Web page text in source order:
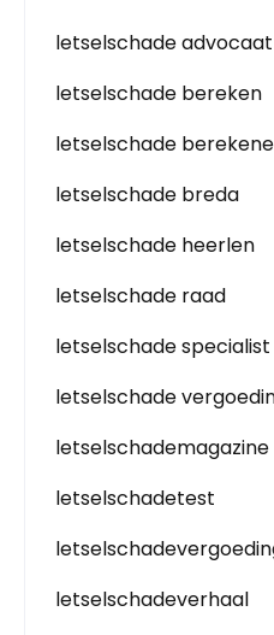
letselschade
letselschade bereken
letselschade
letselschade breda
letselschade heerlen
letselschade raad
letselschade specialist
letselschade
letselschademagazine
letselschadetest
letselschadeverhaal